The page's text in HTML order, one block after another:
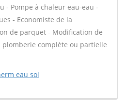
- Pompe à chaleur eau-eau -
- Economiste de la
de parquet - Modification de
plomberie complète ou partielle
eau sol